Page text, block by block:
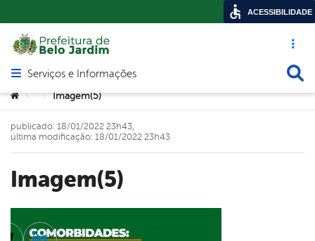
Acesso
Abrir menu principal de navegação
Serviços e Informações
Você está aqui:
> > Imagem(5)
Imagem(5)
publicado: 18/01/2022 23h43,
última modificação: 18/01/2022 23h43
ACESSIBILIDADE